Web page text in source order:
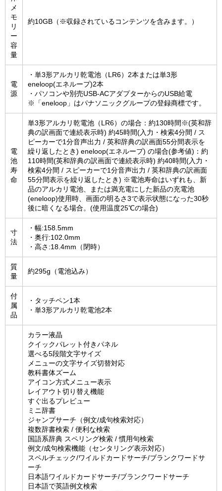
メ
モ
リ
ー
容
量
約10GB（※収録されているコンテンツを含みます。）
電
源
・単3形アルカリ乾電池（LR6）2本または単3形
eneloop(エネループ)2本
・パソコンや別売USB-ACアダプターからのUSB給電
※「eneloop」はパナソニックグループの登録商標です。
電
池
寿
命
単3形アルカリ乾電池（LR6）の場合：約130時間※(英和辞
典の訳画面で連続表示時) 約45時間(入力・検索4分間 / ス
ピーカーで1分音声出力 / 英和辞典の訳画面55分間表示を
繰り返したとき) eneloop(エネループ) の場合(参考値)：約
110時間(英和辞典の訳画面で連続表示時) 約40時間(入力・
検索4分間 / スピーカーで1分音声出力 / 英和辞典の訳画面
55分間表示を繰り返したとき) ※電池寿命はいずれも、新
品のアルカリ電池、または満充電にした新品の充電池
(eneloop)使用時、画面の明るさ3で表示状態になった30秒
後に暗くなる場合。(使用温度25℃の場合)
寸
法
・幅:158.5mm
・奥行:102.0mm
・高さ:18.4mm（閉時）
質
量
約295g（電池込み）
付
属
品
・タッチペン1本
・単3形アルカリ乾電池2本
カラー液晶
クイックパレット付きパネル
選べる5段階文字サイズ
メニューの文字サイズ切替対応
教科書体ズーム
アイコン方式メニュー表示
レイアウト切り替え機能
すぐ出るプレビュー
ミニ辞書
ジャンプサーチ（例文/成句検索対応）
複数辞書検索 / 便利な検索
国語系辞典 スペリング検索 / 慣用句検索
例文/成句検索機能（センタリング表示対応）
スペルチェック/ワイルドカードサーチ/ブランクワードサ
ーチ
日本語ワイルドカードサーチ/ブランクワードサーチ
日本語で英語例文検索